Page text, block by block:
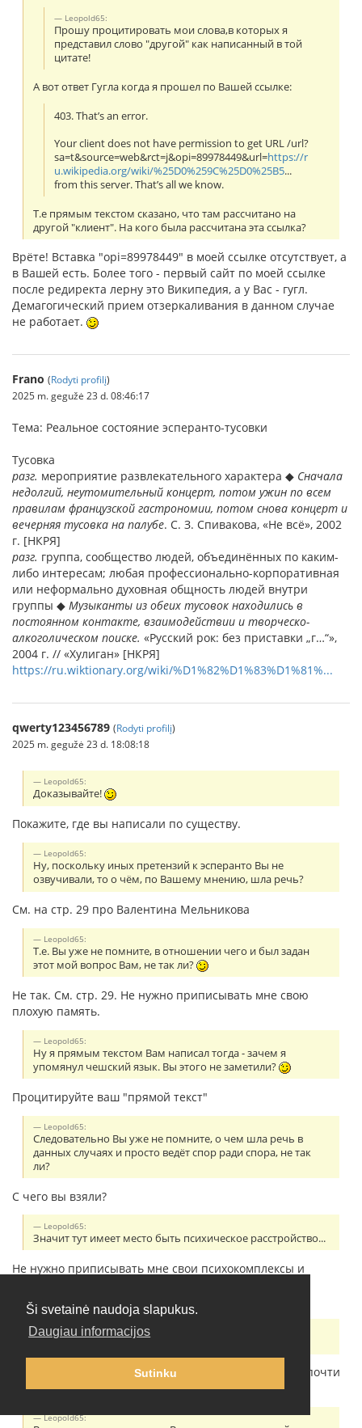
Ši svetainė naudoja slapukus.
Daugiau informacijos
Sutinku
Leopold65:
Прошу процитировать мои слова,в которых я
представил слово "другой" как написанный в той
цитате!
А вот ответ Гугла когда я прошел по Вашей ссылке:
403. That’s an error.
Your client does not have permission to get URL /url?
sa=t&source=web&rct=j&opi=89978449&url=https://r
u.wikipedia.org/wiki/%25D0%259C%25D0%25B5...
from this server. That’s all we know.
Т.е прямым текстом сказано, что там рассчитано на
другой "клиент". На кого была рассчитана эта ссылка?
Врёте! Вставка "opi=89978449" в моей ссылке отсутствует, а
в Вашей есть. Более того - первый сайт по моей ссылке
после редиректа лерну это Википедия, а у Вас - гугл.
Демагогический прием отзеркаливания в данном случае
не работает.
Frano (Rodyti profilį)
2025 m. gegužė 23 d. 08:46:17
Тема: Реальное состояние эсперанто-тусовки
Тусовка
разг. мероприятие развлекательного характера ◆ Сначала
недолгий, неутомительный концерт, потом ужин по всем
правилам французской гастрономии, потом снова концерт и
вечерняя тусовка на палубе. С. З. Спивакова, «Не всё», 2002
г. [НКРЯ]
разг. группа, сообщество людей, объединённых по каким-
либо интересам; любая профессионально-корпоративная
или неформально духовная общность людей внутри
группы ◆ Музыканты из обеих тусовок находились в
постоянном контакте, взаимодействии и творческо-
алкоголическом поиске. «Русский рок: без приставки „г…“»,
2004 г. // «Хулиган» [НКРЯ]
https://ru.wiktionary.org/wiki/%D1%82%D1%83%D1%81%...
qwerty123456789 (Rodyti profilį)
2025 m. gegužė 23 d. 18:08:18
Leopold65:
Доказывайте!
Покажите, где вы написали по существу.
Leopold65:
Ну, поскольку иных претензий к эсперанто Вы не
озвучивали, то о чём, по Вашему мнению, шла речь?
См. на стр. 29 про Валентина Мельникова
Leopold65:
Т.е. Вы уже не помните, в отношении чего и был задан
этот мой вопрос Вам, не так ли?
Не так. См. стр. 29. Не нужно приписывать мне свою
плохую память.
Leopold65:
Ну я прямым текстом Вам написал тогда - зачем я
упомянул чешский язык. Вы этого не заметили?
Процитируйте ваш "прямой текст"
Leopold65:
Следовательно Вы уже не помните, о чем шла речь в
данных случаях и просто ведёт спор ради спора, не так
ли?
С чего вы взяли?
Leopold65:
Значит тут имеет место быть психическое расстройство...
Не нужно приписывать мне свои психокомплексы и
шизофрении.
Leopold65:
Почти везде:
Сначала вы пишете про "очевидные вещи", потом "почти
везде". По существу сказать нечего?
Leopold65: